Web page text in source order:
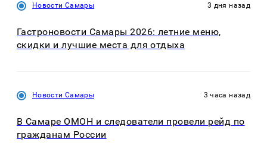
Новости Самары 3 дня назад
Гастроновости Самары 2026: летние меню,
скидки и лучшие места для отдыха
Новости Самары 3 часа назад
В Самаре ОМОН и следователи провели рейд по
гражданам России